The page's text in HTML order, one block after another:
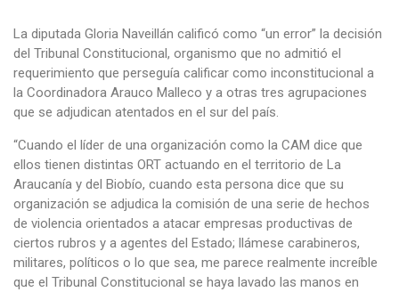
La diputada Gloria Naveillán calificó como “un error” la decisión
del Tribunal Constitucional, organismo que no admitió el
requerimiento que perseguía calificar como inconstitucional a
la Coordinadora Arauco Malleco y a otras tres agrupaciones
que se adjudican atentados en el sur del país.
“Cuando el líder de una organización como la CAM dice que
ellos tienen distintas ORT actuando en el territorio de La
Araucanía y del Biobío, cuando esta persona dice que su
organización se adjudica la comisión de una serie de hechos
de violencia orientados a atacar empresas productivas de
ciertos rubros y a agentes del Estado; llámese carabineros,
militares, políticos o lo que sea, me parece realmente increíble
que el Tribunal Constitucional se haya lavado las manos en